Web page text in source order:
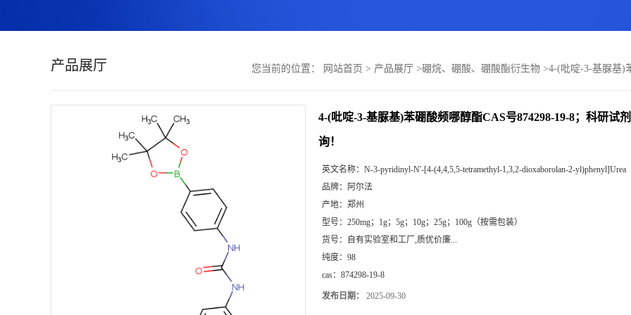
产品展厅 您当前的位置： 网站首页 > 产品展厅 >硼烷、硼酸、硼酸酯衍生物 >4-(吡啶-3-基脲基)
4-(吡啶-3-基脲基)苯硼酸频哪醇酯CAS号874298-19-8；科研试
询！
英文名称： N-3-pyridinyl-N'-[4-(4,4,5,5-tetramethyl-1,3,2-dioxaborolan-2-yl)phenyl]Urea
品牌： 阿尔法
产地： 郑州
型号： 250mg；1g；5g；10g；25g；100g（按需包装）
货号：
自有实验室和工厂,质优价廉...
纯度： 98
cas： 874298-19-8
发布日期： 2025-09-30